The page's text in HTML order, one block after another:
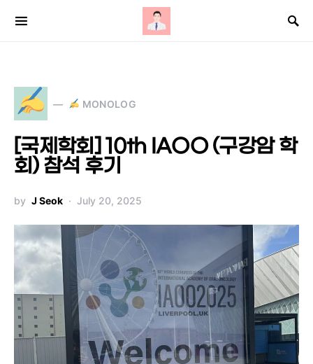
Search for:
MONOLOG
[국제학회] 10th IAOO (구강암 학
회) 참석 후기
by J Seok July 20, 2025